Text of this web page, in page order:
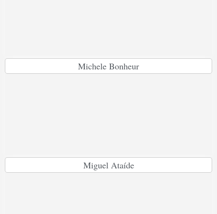
Michele Bonheur
Miguel Ataíde